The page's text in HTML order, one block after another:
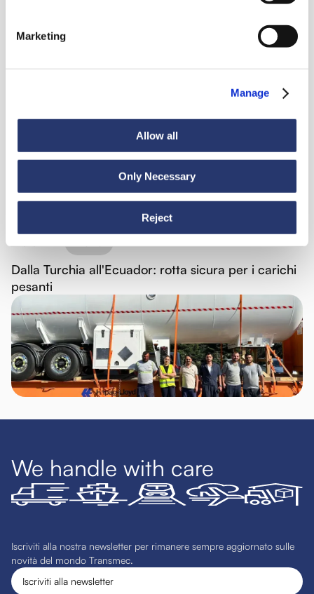
Marketing
Manage
Allow all
Only Necessary
Reject
Dalla Turchia all'Ecuador: rotta sicura per i carichi
pesanti
We handle with care
Iscriviti alla nostra newsletter per rimanere sempre aggiornato sulle
novità del mondo Transmec.